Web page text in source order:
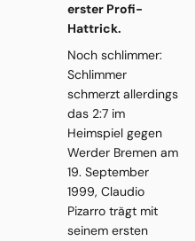
erster Profi-
Hattrick.
Noch schlimmer:
Schlimmer
schmerzt allerdings
das 2:7 im
Heimspiel gegen
Werder Bremen am
19. September
1999, Claudio
Pizarro trägt mit
seinem ersten